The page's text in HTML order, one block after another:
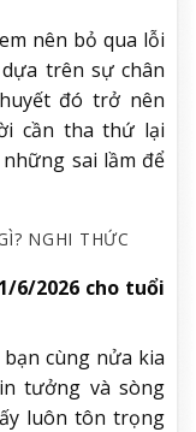
nên bỏ qua lỗi
trên sự chân
đó trở nên
cần tha thứ lại
sai lầm để
NGHI THỨC
6/2026 cho tuổi
cùng nửa kia
tưởng và sòng
luôn tôn trọng